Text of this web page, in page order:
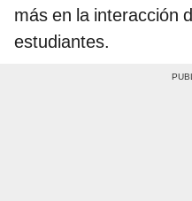
más en la interacción
estudiantes.